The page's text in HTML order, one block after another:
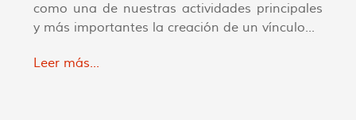
como una de nuestras actividades principales
y más importantes la creación de un vínculo...
Leer más...